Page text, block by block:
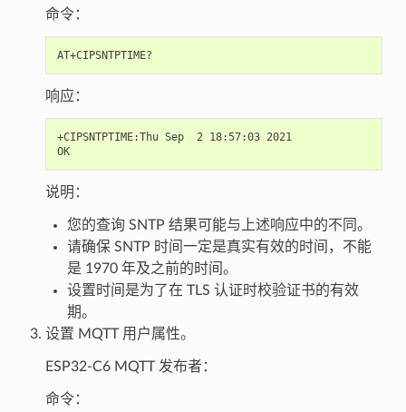
命令：
响应：
+CIPSNTPTIME:Thu Sep  2 18:57:03 2021
OK
说明：
您的查询 SNTP 结果可能与上述响应中的不同。
请确保 SNTP 时间一定是真实有效的时间，不能
是 1970 年及之前的时间。
设置时间是为了在 TLS 认证时校验证书的有效
期。
设置 MQTT 用户属性。
ESP32-C6 MQTT 发布者：
命令：